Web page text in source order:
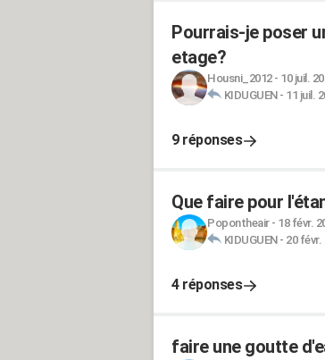
Pourrais-je poser
etage?
Housni_2012- 10 juil.
KIDUGUEN- 11 juil.
9 réponses
Que faire pour
Popontheair- 18 févr.
KIDUGUEN- 20 févr.
4 réponses
faire une goutte